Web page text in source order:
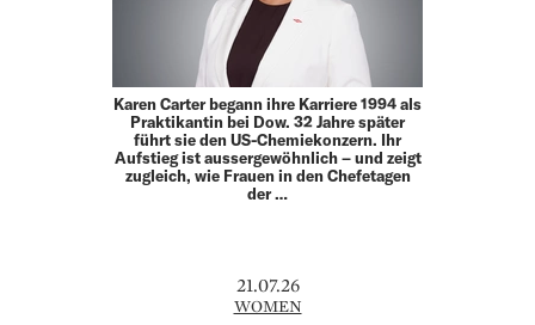
Karen Carter begann ihre Karriere 1994 als
Praktikantin bei Dow. 32 Jahre später
führt sie den US-Chemiekonzern. Ihr
Aufstieg ist aussergewöhnlich – und zeigt
zugleich, wie Frauen in den Chefetagen
der …
21.07.26
WOMEN